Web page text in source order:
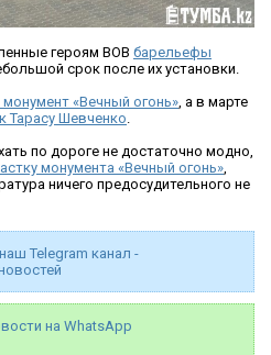
героям ВОВ барельефы
срок после их установки.
монумент «Вечный огонь», а в марте
Тарасу Шевченко.
по дороге не достаточно модно,
монумента «Вечный огонь»,
ничего предосудительного не
Telegram канал -
на WhatsApp